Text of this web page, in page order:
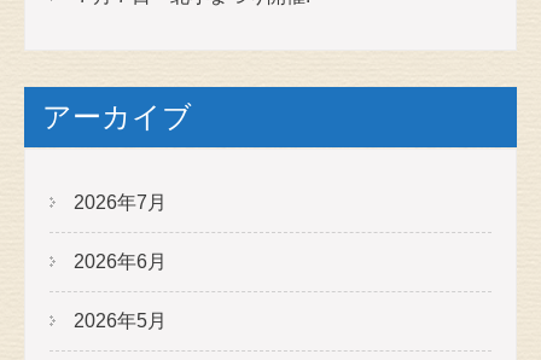
アーカイブ
2026年7月
2026年6月
2026年5月